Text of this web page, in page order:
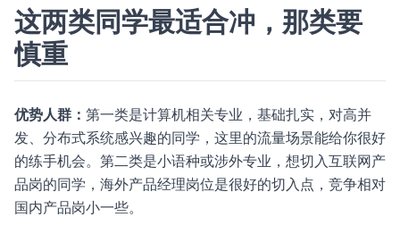
这两类同学最适合冲，那类要
慎重
优势人群： 第一类是计算机相关专业，基础扎实，对高并
发、分布式系统感兴趣的同学，这里的流量场景能给你很好
的练手机会。第二类是小语种或涉外专业，想切入互联网产
品岗的同学，海外产品经理岗位是很好的切入点，竞争相对
国内产品岗小一些。